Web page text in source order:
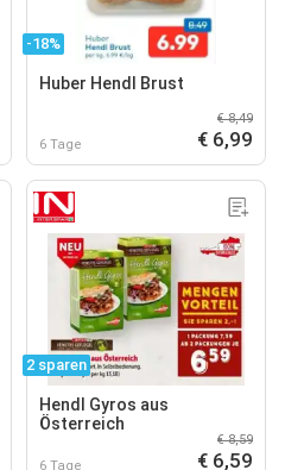
-18%
Huber Hendl Brust
6 Tage
€ 8,49
€ 6,99
2 sparen
Hendl Gyros aus
Österreich
6 Tage
€ 8,59
€ 6,59